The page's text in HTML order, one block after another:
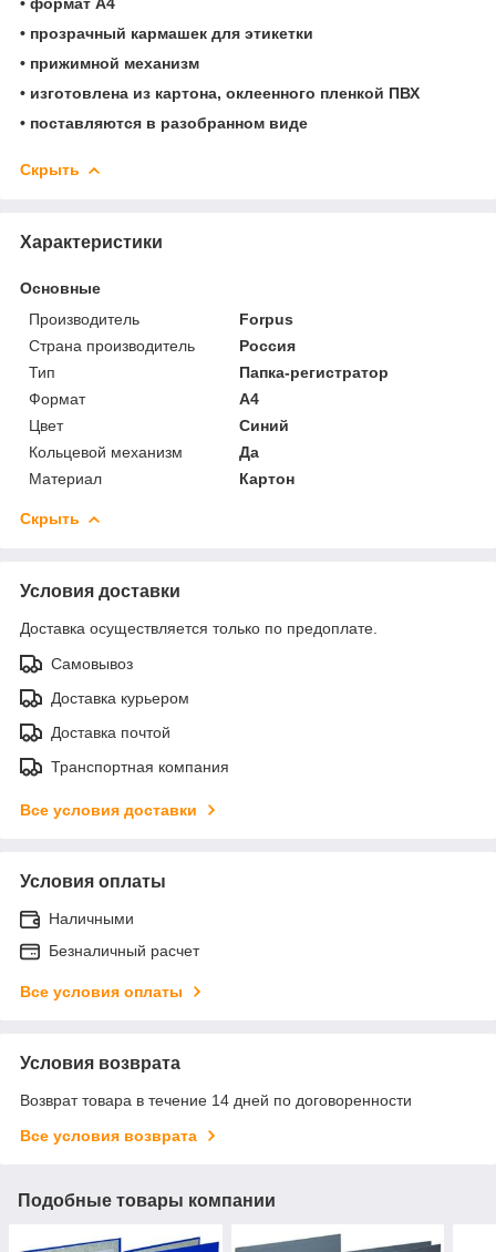
• прозрачный кармашек для этикетки
• прижимной механизм
• изготовлена из картона, оклеенного пленкой ПВХ
• поставляются в разобранном виде
Скрыть
Характеристики
Основные
Производитель
Forpus
Страна производитель
Россия
Тип
Папка-регистратор
Формат
A4
Цвет
Синий
Кольцевой механизм
Да
Материал
Картон
Скрыть
Условия доставки
Доставка осуществляется только по предоплате.
Самовывоз
Доставка курьером
Доставка почтой
Транспортная компания
Все условия доставки
Условия оплаты
Наличными
Безналичный расчет
Все условия оплаты
Условия возврата
Возврат товара в течение 14 дней по договоренности
Все условия возврата
Подобные товары компании